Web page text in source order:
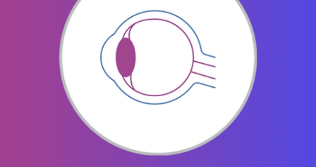
الماء الازرق بالعين
ماء الازرق بالعين